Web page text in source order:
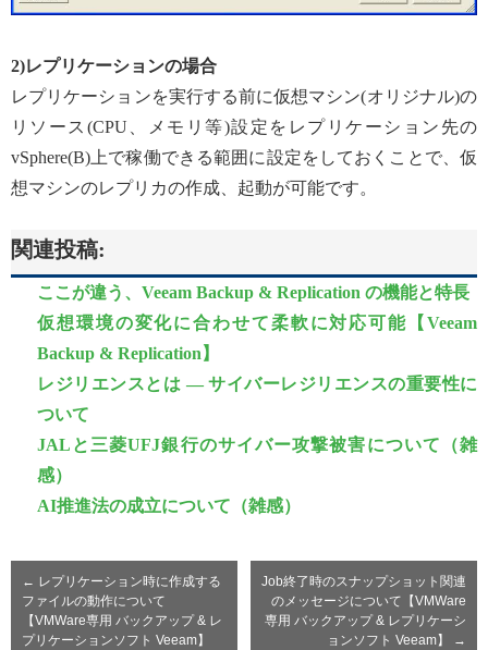
2)レプリケーションの場合
レプリケーションを実行する前に仮想マシン(オリジナル)の
リソース(CPU、メモリ等)設定をレプリケーション先の
vSphere(B)上で稼働できる範囲に設定をしておくことで、仮
想マシンのレプリカの作成、起動が可能です。
関連投稿:
ここが違う、Veeam Backup & Replication の機能と特長
仮想環境の変化に合わせて柔軟に対応可能【Veeam
Backup & Replication】
レジリエンスとは ― サイバーレジリエンスの重要性に
ついて
JALと三菱UFJ銀行のサイバー攻撃被害について（雑
感）
AI推進法の成立について（雑感）
← レプリケーション時に作成する
ファイルの動作について
【VMWare専用 バックアップ & レ
プリケーションソフト Veeam】
Job終了時のスナップショット関連
のメッセージについて【VMWare
専用 バックアップ & レプリケーシ
ョンソフト Veeam】
→